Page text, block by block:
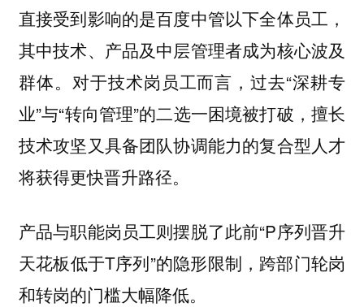
直接受到影响的是百度中管以下全体员工，
其中技术、产品及中层管理者成为核心波及
群体。对于技术岗员工而言，过去“深耕专
业”与“转向管理”的二选一困境被打破，擅长
技术攻坚又具备团队协调能力的复合型人才
将获得更快晋升路径。
产品与职能岗员工则摆脱了此前“P序列晋升
天花板低于T序列”的隐形限制，跨部门轮岗
和转岗的门槛大幅降低。